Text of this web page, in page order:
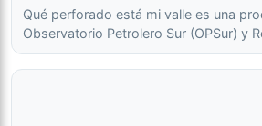
Qué perforado está mi valle es una
Observatorio Petrolero Sur (OPSur) y